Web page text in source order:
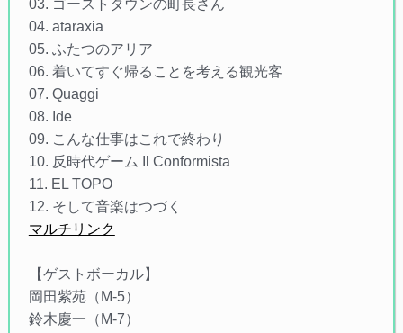
03. ゴーストタウンの町長さん
04. ataraxia
05. ふたつのアリア
06. 着いてすぐ帰ることを考える観光客
07. Quaggi
08. Ide
09. こんな仕事はこれで終わり
10. 反時代ゲーム Il Conformista
11. EL TOPO
12. そして音楽はつづく
マルチリンク
【ゲストボーカル】
岡田紫苑（M-5）
鈴木慶一（M-7）